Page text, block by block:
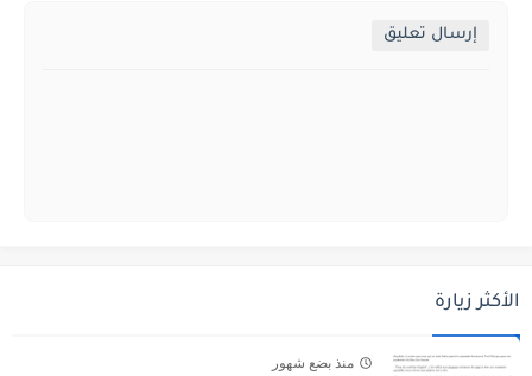
إرسال تعليق
الأكثر زيارة
منذ بضع شهور